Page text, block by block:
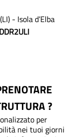
- Isola d’Elba
?
per
nei tuoi giorni